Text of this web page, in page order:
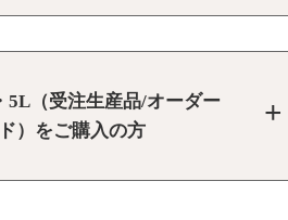
（受注生産品/オーダー
）をご購入の方